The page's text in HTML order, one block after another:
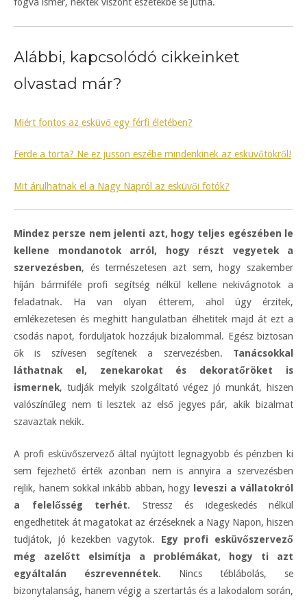
Alábbi, kapcsolódó cikkeinket
olvastad már?
Miért fontos az esküvő egy férfi életében?
Ferde a torta? Ne ez jusson eszébe mindenkinek az esküvőtökről!
Mit árulhatnak el a Nagy Napról az esküvői fotók?
Mindez persze nem jelenti azt, hogy teljes egészében le
kellene mondanotok arról, hogy részt vegyetek a
szervezésben, és természetesen azt sem, hogy szakember
híján bármiféle profi segítség nélkül kellene nekivágnotok a
feladatnak. Ha van olyan étterem, ahol úgy érzitek,
emlékezetesen és meghitt hangulatban élhetitek majd át ezt a
csodás napot, forduljatok hozzájuk bizalommal. Egész biztosan
ők is szívesen segítenek a szervezésben. Tanácsokkal
láthatnak el, zenekarokat és dekoratőröket is
ismernek, tudják melyik szolgáltató végez jó munkát, hiszen
valószínűleg nem ti lesztek az első jegyes pár, akik bizalmat
szavaztak nekik.
A profi esküvőszervező által nyújtott legnagyobb és pénzben ki
sem fejezhető érték azonban nem is annyira a szervezésben
rejlik, hanem sokkal inkább abban, hogy leveszi a vállatokról
a felelősség terhét. Stressz és idegeskedés nélkül
engedhetitek át magatokat az érzéseknek a Nagy Napon, hiszen
tudjátok, jó kezekben vagytok. Egy profi esküvőszervező
még azelőtt elsimítja a problémákat, hogy ti azt
egyáltalán észrevennétek. Nincs téblábolás, se
bizonytalanság, hanem végig a szertartás és a lakodalom során,